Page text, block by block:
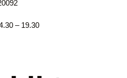
– 19.30